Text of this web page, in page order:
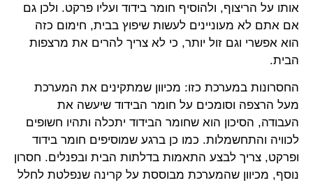
אותו על הריצוף, ולהוסיף חומר בידוד ועליו פרקט. ולכן גם
אם אתם לא מעוניינים לעשות שיפוץ בבית, חימום כזה
הוא אפשרי וגם זול יותר, כי לא צריך להרים את מרצפות
הבית.
החסרונות במערכת כזו: מכיוון שמתקינים את המערכת
מעל הרצפה וסומכים על חומר הבידוד שיעשה את
העבודה, הסיכון הוא שחומר הבידוד יתכלה ותהיו חשופים
לכוויה והתחשמלות. כמו כן ברגע שמוסיפים חומר בידוד
ופרקט, צריך לבצע התאמות בדלתות הבית ובפנלים. חסרון
נוסף, מכיוון שהמערכת מבוססת על קרינה שנפלטת לחלל